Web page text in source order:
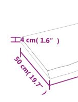
Плащане на 4
поръчката си на
разделя на 3
покупки на
Плащане на 6
разпределя в 6
покупки на